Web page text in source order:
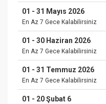
01 - 31 Mayıs 2026
En Az 7 Gece Kalabilirsiniz
01 - 30 Haziran 2026
En Az 7 Gece Kalabilirsiniz
01 - 31 Temmuz 2026
En Az 7 Gece Kalabilirsiniz
01 - 20 Şubat 6